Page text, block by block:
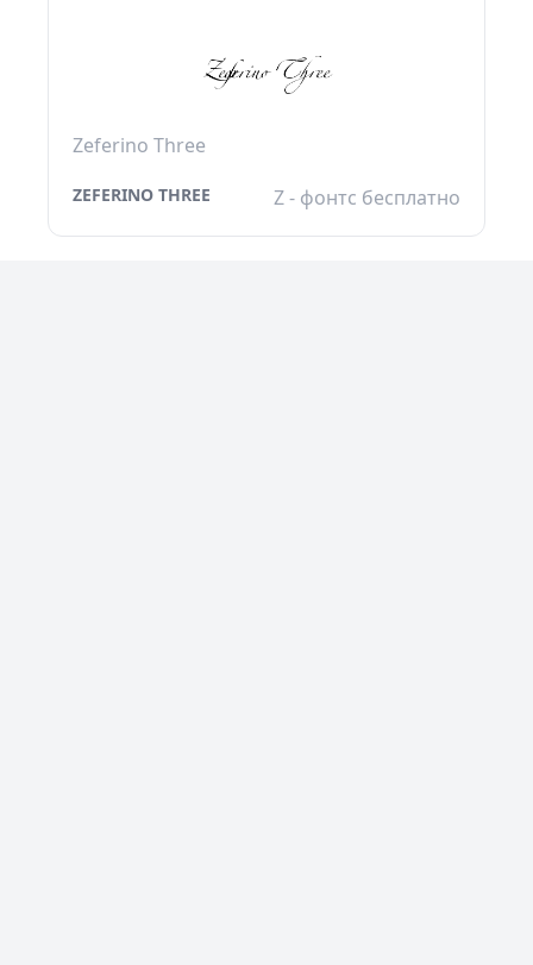
Zeferino Three
ZEFERINO THREE Z - фонтс бесплатно